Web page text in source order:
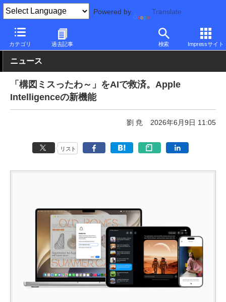
Powered by Translate
カテゴリ 過去記事 検索 Impressサイト
PC Watch パソコン/タブレット/スマートフォン スマートフォン
ニュース
「構図ミスったわ～」をAIで救済。Apple
Intelligenceの新機能
劉 尭 2026年6月9日 11:05
リスト